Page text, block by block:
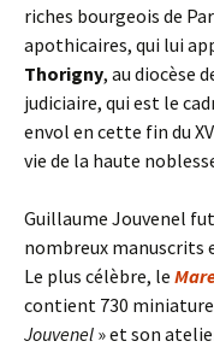
riches bourgeois de
apothicaires, qui lui
Thorigny, au diocèse
judiciaire, qui est le
envol en cette fin du
vie de la haute
Guillaume Jouvenel
nombreux manuscrits
Le plus célèbre, le
contient 730
Jouvenel » et son